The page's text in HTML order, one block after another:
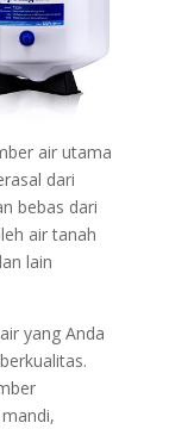
air utama
dari
bebas dari
air tanah
lain
yang Anda